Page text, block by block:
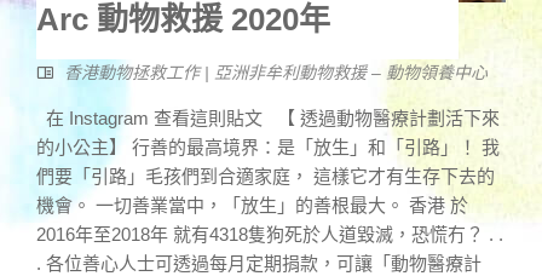
Arc 動物救援 2020年
香港動物拯救工作 | 亞洲非牟利動物救援 – 動物領養中心
在 Instagram 查看這則貼文 【 透過動物醫療計劃活下來
的小公主】 行善的最高境界：是「放生」和「引路」！ 我
們要「引路」毛孩們到合適家庭， 這樣它才有生存下去的
機會。 一切善業當中，「放生」的善根最大。 香港 於
2016年至2018年 就有4318隻狗死於人道毀滅，恐慌冇？ . .
. 各位善心人士可透過每月定期捐款，可讓「動物醫療計